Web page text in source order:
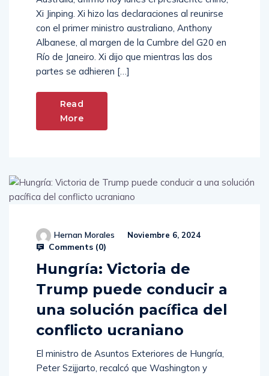
Xi Jinping. Xi hizo las declaraciones al reunirse
con el primer ministro australiano, Anthony
Albanese, al margen de la Cumbre del G20 en
Río de Janeiro. Xi dijo que mientras las dos
partes se adhieren […]
Read
More
Hernan Morales Noviembre 6, 2024
Comments (0)
Hungría: Victoria de
Trump puede conducir a
una solución pacífica del
conflicto ucraniano
El ministro de Asuntos Exteriores de Hungría,
Peter Szijjarto, recalcó que Washington y